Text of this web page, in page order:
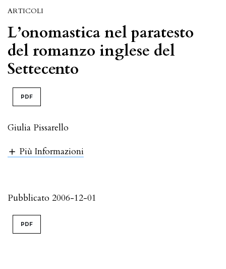
ARTICOLI
L’onomastica nel paratesto
del romanzo inglese del
Settecento
PDF
Giulia Pissarello
Più Informazioni
Pubblicato 2006-12-01
PDF